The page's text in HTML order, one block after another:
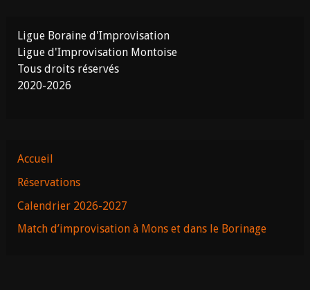
Ligue Boraine d'Improvisation
Ligue d'Improvisation Montoise
Tous droits réservés
2020-2026
Accueil
Réservations
Calendrier 2026-2027
Match d’improvisation à Mons et dans le Borinage